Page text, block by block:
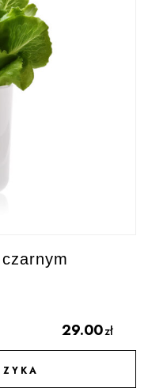
29.00zł